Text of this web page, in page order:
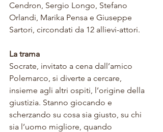
Cendron, Sergio Longo, Stefano
Orlandi, Marika Pensa e Giuseppe
Sartori, circondati da 12 allievi-attori.
La trama
Socrate, invitato a cena dall’amico
Polemarco, si diverte a cercare,
insieme agli altri ospiti, l’origine della
giustizia. Stanno giocando e
scherzando su cosa sia giusto, su chi
sia l’uomo migliore, quando